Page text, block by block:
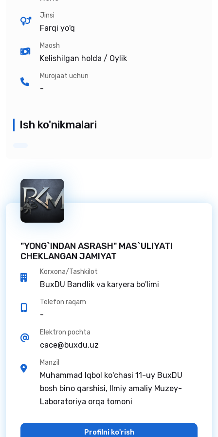
Jinsi
Farqi yo'q
Maosh
Kelishilgan holda / Oylik
Murojaat uchun
-
Ish ko'nikmalari
"YONG`INDAN ASRASH" MAS`ULIYATI
CHEKLANGAN JAMIYAT
Korxona/Tashkilot
BuxDU Bandlik va karyera bo'limi
Telefon raqam
-
Elektron pochta
cace@buxdu.uz
Manzil
Muhammad Iqbol ko'chasi 11-uy BuxDU
bosh bino qarshisi, Ilmiy amaliy Muzey-
Laboratoriya orqa tomoni
Profilni ko'rish